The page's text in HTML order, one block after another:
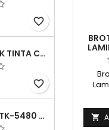
favorite_border
PFI-050 BK TINTA COMPATÍVEL PRETA
favorite_border
KYOCERA TK-5480 PACK TONERS COMPATÍVEIS 